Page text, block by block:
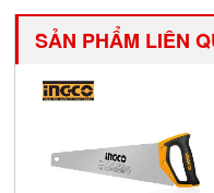
SẢN PHẨM LIÊN